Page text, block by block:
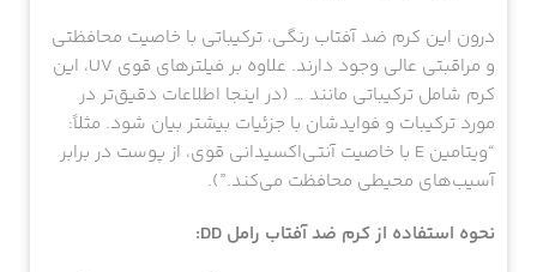
درون این کرم ضد آفتاب رنگی، ترکیباتی با خاصیت محافظتی
و مراقبتی عالی وجود دارند. علاوه بر فیلترهای قوی UV، این
کرم شامل ترکیباتی مانند … (در اینجا اطلاعات دقیق‌تر در
مورد ترکیبات و فوایدشان با جزئیات بیشتر بیان شود. مثلاً:
“ویتامین E با خاصیت آنتی‌اکسیدانی قوی، از پوست در برابر
آسیب‌های محیطی محافظت می‌کند.”).
نحوه استفاده از کرم ضد آفتاب رامل DD: